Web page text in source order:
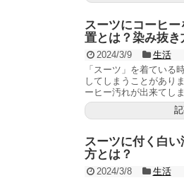
スーツにコーヒ
置とは？染み抜き
2024/3/9
生活
「スーツ」を着ている
してしまうことがあり
ーヒー汚れが出来てし
スーツに付く白
方とは？
2024/3/8
生活